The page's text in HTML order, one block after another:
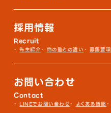
採用情報
Recruit
先生紹介 他の塾との違い 募集要項
お問い合わせ
Contact
LINEでお問い合わせ よくある質問